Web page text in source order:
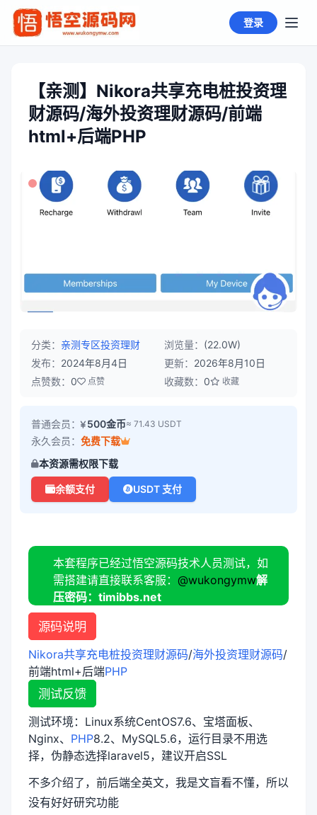
登录
【亲测】Nikora共享充电桩投资理
财源码/海外投资理财源码/前端
html+后端PHP
分类： 亲测专区投资理财 浏览量： (22.0W)
发布： 2024年8月4日 更新： 2026年8月10日
点赞数： 0 点赞 收藏数： 0 收藏
普通会员： 500金币≈ 71.43 USDT
永久会员： 免费下载
本资源需权限下载
余额支付 USDT 支付
本套程序已经过悟空源码技术人员测试，如
需搭建请直接联系客服： @wukongymw解
压密码：timibbs.net
源码说明
Nikora共享充电桩投资理财源码/海外投资理财源码/
前端html+后端PHP
测试反馈
测试环境：Linux系统CentOS7.6、宝塔面板、
Nginx、 PHP8.2、MySQL5.6，运行目录不用选
择，伪静态选择laravel5，建议开启SSL
不多介绍了，前后端全英文，我是文盲看不懂，所以
没有好好研究功能